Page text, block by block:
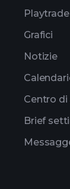
Playtrade
Grafici
Notizie
Centro
Brief